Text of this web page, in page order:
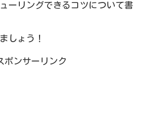
ーリングできるコツについて書
しょう！
ポンサーリンク